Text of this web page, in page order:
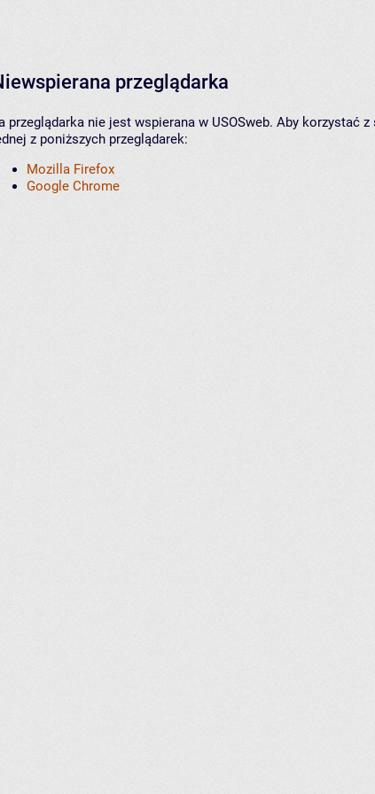
przeglądarka
przeglądarka nie jest wspierana w USOSweb. Aby korzystać
z poniższych przeglądarek:
Mozilla Firefox
Google Chrome